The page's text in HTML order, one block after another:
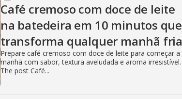
Café cremoso com doce de leite
na batedeira em 10 minutos que
transforma qualquer manhã fria
Prepare café cremoso com doce de leite para começar a
manhã com sabor, textura aveludada e aroma irresistível.
The post Café...